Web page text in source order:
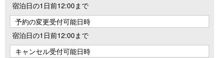
宿泊日の1日前12:00まで
予約の変更受付可能日時
宿泊日の1日前12:00まで
キャンセル受付可能日時